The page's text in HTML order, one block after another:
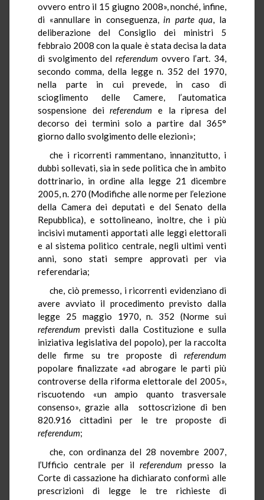
ovvero entro il 15 giugno 2008», nonché, infine,
di «annullare in conseguenza,in parte qua, la
deliberazione del Consiglio dei ministri 5
febbraio 2008 con la quale è stata decisa la data
di svolgimento del referendum ovvero l’art. 34,
secondo comma, della legge n. 352 del 1970,
nella parte in cui prevede, in caso di
scioglimento delle Camere, l’automatica
sospensione deireferendum e la ripresa del
decorso dei termini solo a partire dal 365°
giorno dallo svolgimento delle elezioni»;
che i ricorrenti rammentano, innanzitutto, i
dubbi sollevati, sia in sede politica che in ambito
dottrinario, in ordine alla legge 21 dicembre
2005, n. 270 (Modifiche alle norme per l’elezione
della Camera dei deputati e del Senato della
Repubblica), e sottolineano, inoltre, che i più
incisivi mutamenti apportati alle leggi elettorali
e al sistema politico centrale, negli ultimi venti
anni, sono stati sempre approvati per via
referendaria;
che, ciò premesso, i ricorrenti evidenziano di
avere avviato il procedimento previsto dalla
legge 25 maggio 1970, n. 352 (Norme sui
referendum previsti dalla Costituzione e sulla
iniziativa legislativa del popolo), per la raccolta
delle firme su tre proposte di referendum
popolare finalizzate «ad abrogare le parti più
controverse della riforma elettorale del 2005»,
riscuotendo «un ampio quanto trasversale
consenso», grazie alla sottoscrizione di ben
820.916 cittadini per le tre proposte di
referendum;
che, con ordinanza del 28 novembre 2007,
l’Ufficio centrale per il referendum presso la
Corte di cassazione ha dichiarato conformi alle
prescrizioni di legge le tre richieste di